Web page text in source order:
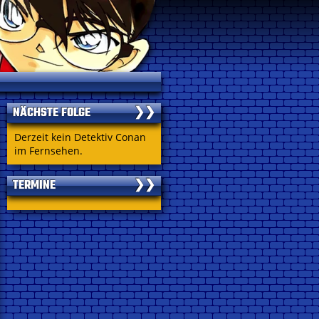
❯❯
NÄCHSTE FOLGE
Derzeit kein Detektiv Conan
im Fernsehen.
❯❯
TERMINE